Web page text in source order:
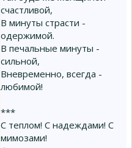
счастливой,
В минуты страсти -
одержимой.
В печальные минуты -
сильной,
Вневременно, всегда -
любимой!
***
С теплом! С надеждами! С
мимозами!